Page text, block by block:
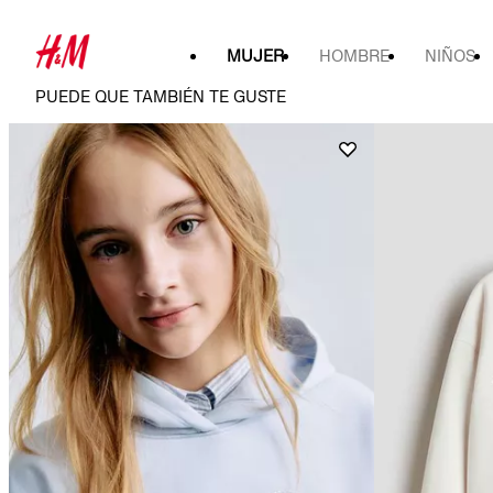
MUJER HOMBRE NIÑOS
PUEDE QUE TAMBIÉN TE GUSTE